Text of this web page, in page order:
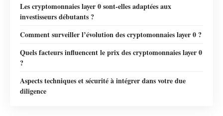
Les cryptomonnaies layer 0 sont-elles adaptées aux
investisseurs débutants ?
Comment surveiller l’évolution des cryptomonnaies layer 0 ?
Quels facteurs influencent le prix des cryptomonnaies layer 0
?
Aspects techniques et sécurité à intégrer dans votre due
diligence